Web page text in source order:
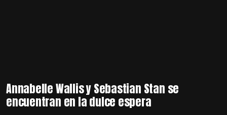
Annabelle Wallis y Sebastian Stan se
encuentran en la dulce espera